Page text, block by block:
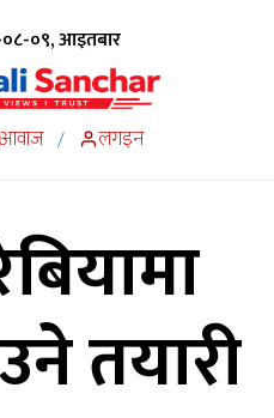
०९, आइतबार
आवाज / लगइन
तयारी